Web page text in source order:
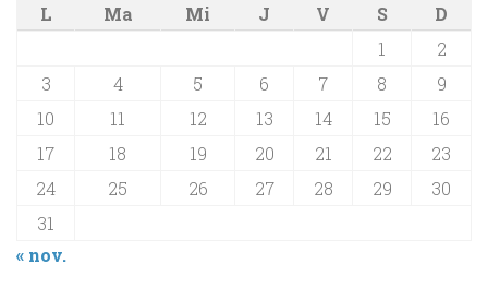
L
Ma Mi J V S
D
1
2
3
4 5 6 7 8
9
10
11 12 13 14 15
16
17
18 19 20 21 22
23
24
25 26 27 28 29
30
31
« nov.